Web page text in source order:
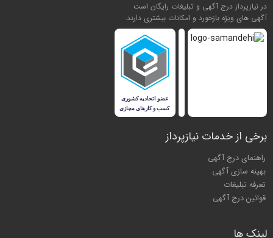
در نیازپرداز درج آگهی و تبلیغات رایگان است
آگهی های ویژه بازخورد و امکانات بیشتری دارند.
برخی از خدمات نیازپرداز
راهنمای درج آگهی
بهینه سازی آگهی
تعرفه تبلیغات
قوانین درج آگهی
لینک ها